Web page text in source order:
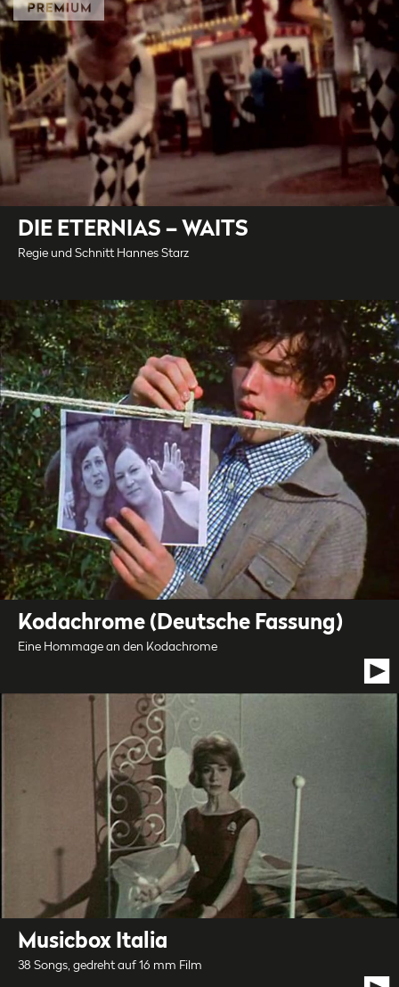
DIE ETERNIAS – WAITS
Regie und Schnitt Hannes Starz
Kodachrome (Deutsche Fassung)
Eine Hommage an den Kodachrome
Musicbox Italia
38 Songs, gedreht auf 16 mm Film